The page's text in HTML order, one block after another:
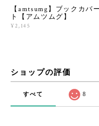
【amtsumg】ブックカ
ト【アムツムグ】
¥2,145
ショップの評価
すべて 8